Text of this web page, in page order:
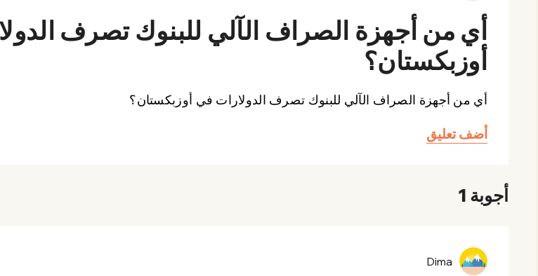
أي من أجهزة الصراف الآلي للبنوك تصرف
أوزبكستان؟
أي من أجهزة الصراف الآلي للبنوك تصرف الدولارات في أوزبكستان؟
أضف تعليق
أجوبة 1
Dima